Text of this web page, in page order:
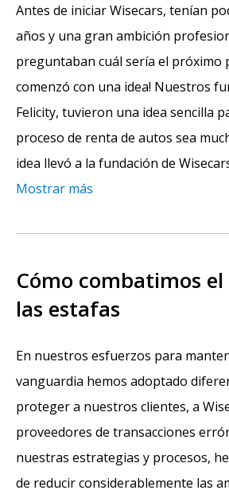
Antes de iniciar Wisecars, tenían
años y una gran ambición
preguntaban cuál sería el próximo
comenzó con una idea! Nuestros
Felicity, tuvieron una idea sencilla
proceso de renta de autos sea
idea llevó a la fundación de
Mostrar más
Cómo combatimos
las estafas
En nuestros esfuerzos para
vanguardia hemos adoptado
proteger a nuestros clientes, a
proveedores de transacciones
nuestras estrategias y procesos,
de reducir considerablemente las